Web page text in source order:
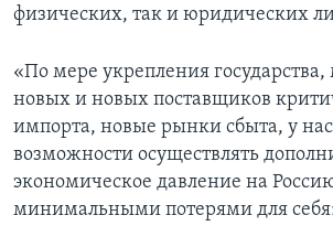
физических, так и юридических
«По мере укрепления
новых и новых поставщиков
импорта, новые рынки сбыта, у
возможности осуществлять
экономическое давление на
минимальными потерями для